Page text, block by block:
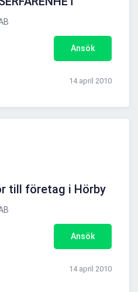
Ansök
14 april 2010
till företag i Hörby
Ansök
14 april 2010